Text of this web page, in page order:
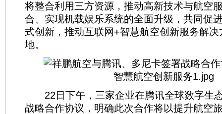
将整合利用三方资源，推动高新技术与航空
合、实现机载娱乐系统的全面升级，共同促
式创新，推动互联网+智慧航空创新服务解
地。
22日下午，三家企业在腾讯全球数字生
战略合作协议，明确此次合作将以提升航空